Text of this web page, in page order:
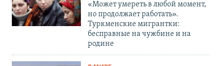
«Может умереть в любой момент,
но продолжает работать».
Туркменские мигрантки:
бесправные на чужбине и на
родине